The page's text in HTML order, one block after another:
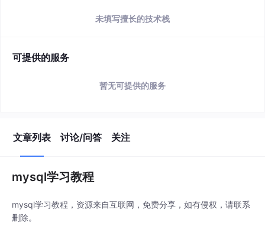
未填写擅长的技术栈
可提供的服务
暂无可提供的服务
文章列表 讨论/问答 关注
mysql学习教程
mysql学习教程，资源来自互联网，免费分享，如有侵权，请联系
删除。